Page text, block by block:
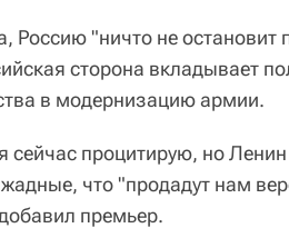
Россию "ничто не остановит
сторона вкладывает
в модернизацию армии.
сейчас процитирую, но
что "продадут нам
премьер.